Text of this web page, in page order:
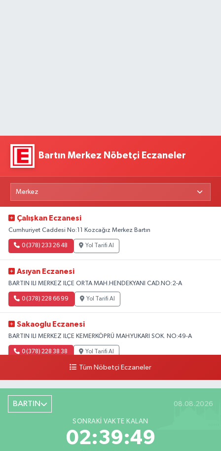
Bartın Merkez Nöbetçi Eczaneler
Çalışkan Eczanesi
Cumhuriyet Caddesi No:11 Kozcağız Merkez Bartın
0 (378) 233 26 48 Yol Tarifi Al
Asıyan Eczanesi
BARTIN ILI MERKEZ ILÇE ORTA MAH.HENDEKYANI CAD.NO:2-A
0 (378) 228 66 99 Yol Tarifi Al
Sakaoglu Eczanesi
BARTIN ILI MERKEZ ILÇE KEMERKÖPRÜ MAH.YUKARI SOK. NO:49-A
0 (378) 228 38 38 Yol Tarifi Al
Tüm Nöbetçi Eczaneler
BARTIN 08.08.2026
SONRAKI VAKTE KALAN
02:39:48